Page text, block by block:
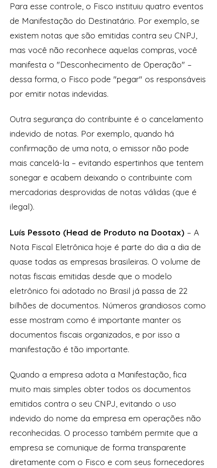
Para esse controle, o Fisco instituiu quatro eventos
de Manifestação do Destinatário. Por exemplo, se
existem notas que são emitidas contra seu CNPJ,
mas você não reconhece aquelas compras, você
manifesta o "Desconhecimento de Operação" –
dessa forma, o Fisco pode "pegar" os responsáveis
por emitir notas indevidas.
Outra segurança do contribuinte é o cancelamento
indevido de notas. Por exemplo, quando há
confirmação de uma nota, o emissor não pode
mais cancelá-la – evitando espertinhos que tentem
sonegar e acabem deixando o contribuinte com
mercadorias desprovidas de notas válidas (que é
ilegal).
Luís Pessoto (Head de Produto na Dootax) – A
Nota Fiscal Eletrônica hoje é parte do dia a dia de
quase todas as empresas brasileiras. O volume de
notas fiscais emitidas desde que o modelo
eletrônico foi adotado no Brasil já passa de 22
bilhões de documentos. Números grandiosos como
esse mostram como é importante manter os
documentos fiscais organizados, e por isso a
manifestação é tão importante.
Quando a empresa adota a Manifestação, fica
muito mais simples obter todos os documentos
emitidos contra o seu CNPJ, evitando o uso
indevido do nome da empresa em operações não
reconhecidas. O processo também permite que a
empresa se comunique de forma transparente
diretamente com o Fisco e com seus fornecedores